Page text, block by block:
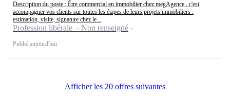
Description du poste : Être commercial en immobilier chez megAgence , c'est
accompagner vos clients sur toutes les étapes de leurs projets immobiliers :
estimation, visite, signature chez le...
Profession libérale - Non renseigné
Publié aujourd'hui
Afficher les 20 offres suivantes